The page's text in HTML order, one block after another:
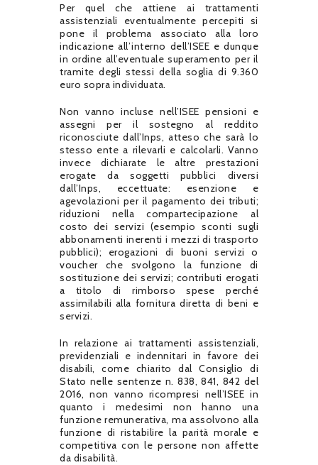
Per quel che attiene ai trattamenti
assistenziali eventualmente percepiti si
pone il problema associato alla loro
indicazione all’interno dell’ISEE e dunque
in ordine all’eventuale superamento per il
tramite degli stessi della soglia di 9.360
euro sopra individuata.
Non vanno incluse nell’ISEE pensioni e
assegni per il sostegno al reddito
riconosciute dall’Inps, atteso che sarà lo
stesso ente a rilevarli e calcolarli. Vanno
invece dichiarate le altre prestazioni
erogate da soggetti pubblici diversi
dall’Inps, eccettuate: esenzione e
agevolazioni per il pagamento dei tributi;
riduzioni nella compartecipazione al
costo dei servizi (esempio sconti sugli
abbonamenti inerenti i mezzi di trasporto
pubblici); erogazioni di buoni servizi o
voucher che svolgono la funzione di
sostituzione dei servizi; contributi erogati
a titolo di rimborso spese perché
assimilabili alla fornitura diretta di beni e
servizi.
In relazione ai trattamenti assistenziali,
previdenziali e indennitari in favore dei
disabili, come chiarito dal Consiglio di
Stato nelle sentenze n. 838, 841, 842 del
2016, non vanno ricompresi nell’ISEE in
quanto i medesimi non hanno una
funzione remunerativa, ma assolvono alla
funzione di ristabilire la parità morale e
competitiva con le persone non affette
da disabilità.